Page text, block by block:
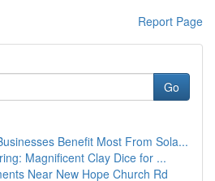
Report Page
Go
Benefit Most From Sola...
Magnificent Clay Dice for ...
Near New Hope Church Rd